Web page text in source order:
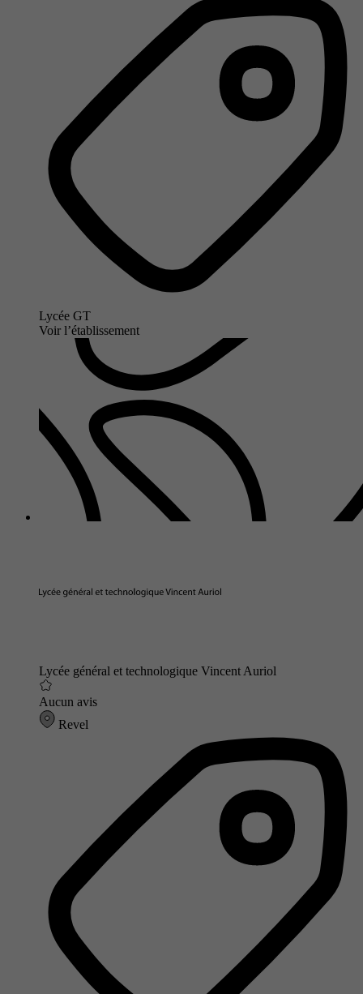
Lycée GT
Voir l’établissement
Lycée général et technologique Vincent Auriol
Aucun avis
Revel